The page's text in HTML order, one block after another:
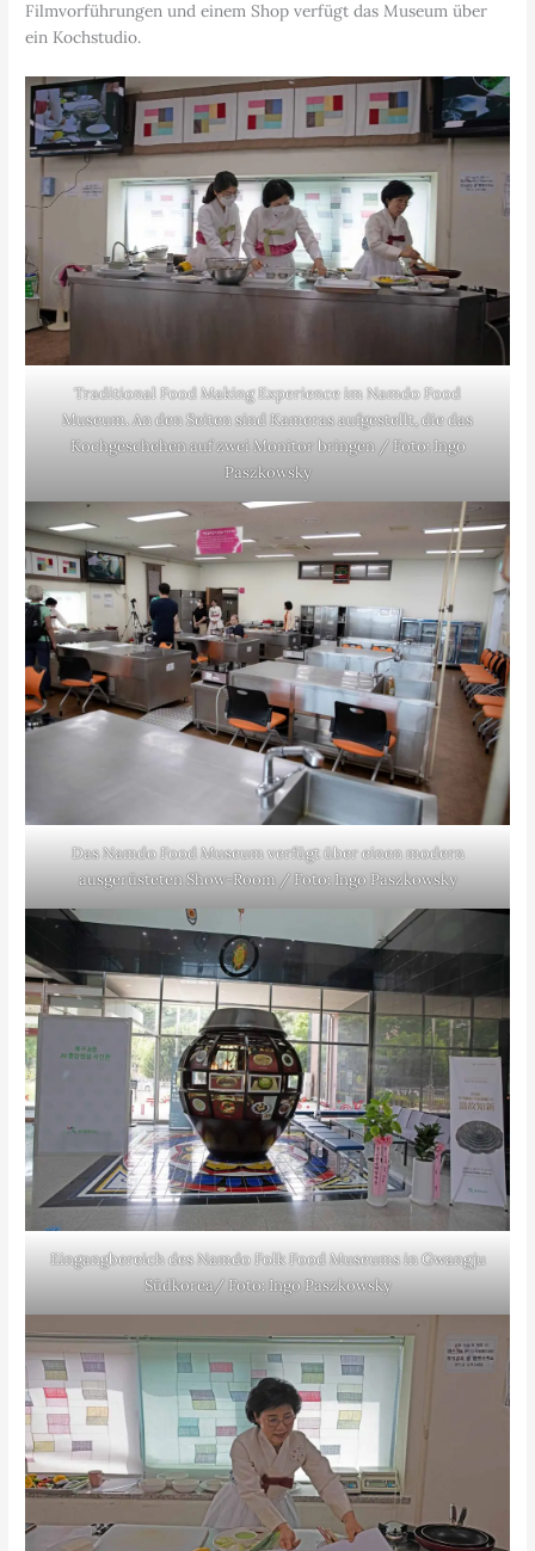
Filmvorführungen und einem Shop verfügt das Museum über
ein Kochstudio.
Traditional Food Making Experience im Namdo Food
Museum. An den Seiten sind Kameras aufgestellt, die das
Kochgeschehen auf zwei Monitor bringen / Foto: Ingo
Paszkowsky
Das Namdo Food Museum verfügt über einen modern
ausgerüsteten Show-Room / Foto: Ingo Paszkowsky
Eingangbereich des Namdo Folk Food Museums in Gwangju
Südkorea/ Foto: Ingo Paszkowsky